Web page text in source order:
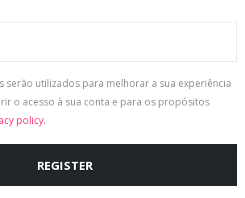
serão utilizados para melhorar a sua experiência
o acesso à sua conta e para os propósitos
policy.
REGISTER